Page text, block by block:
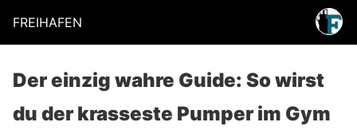
FREIHAFEN
Der einzig wahre Guide: So wirst
du der krasseste Pumper im Gym